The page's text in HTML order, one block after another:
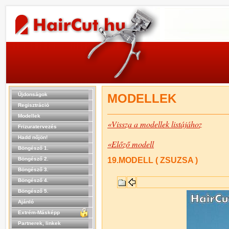
Újdonságok
Regisztráció
Modellek
Frizuratervezés
Hadd nőjön!
Böngésző 1.
Böngésző 2.
Böngésző 3.
Böngésző 4.
Böngésző 5.
Ajánló
Extrém-Másképp
Partnerek, linkek
MODELLEK
«Vissza a modellek listájához
«Előző modell
19.MODELL ( ZSUZSA )